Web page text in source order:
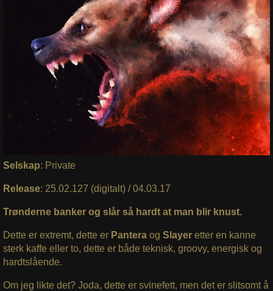
Selskap: Private
Release: 25.02.127 (digitalt) / 04.03.17
Trønderne banker og slår så hardt at man blir knust.
Dette er extremt, dette er Pantera og Slayer etter en kanne
sterk kaffe eller to, dette er både teknisk, groovy, energisk og
hardtslående.
Om jeg likte det? Joda, dette er svinefett, men det er slitsomt å